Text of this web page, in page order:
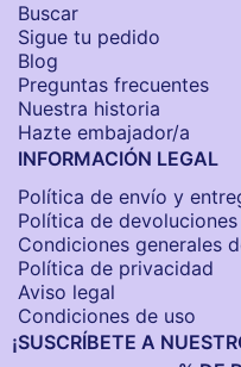
Buscar
Sigue tu pedido
Blog
Preguntas frecuentes
Nuestra historia
Hazte embajador/a
INFORMACIÓN LEGAL
Política de envío y
Política de
Condiciones generales
Política de privacidad
Aviso legal
Condiciones de uso
¡SUSCRÍBETE A